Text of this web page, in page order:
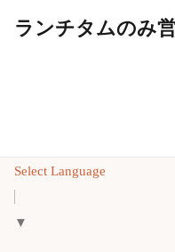
ランチタムのみ
Select Language
▼